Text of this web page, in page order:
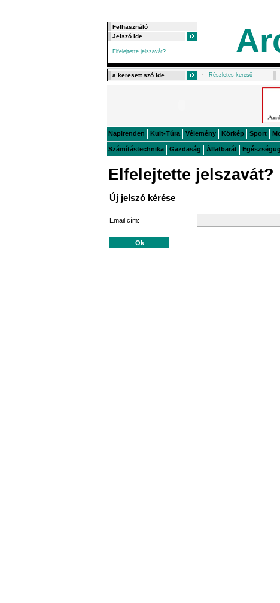
Elfelejtette jelszavát?
Részletes kereső
Napirenden Kult-Túra Vélemény Körkép Sport
Számítástechnika Gazdaság Állatbarát
Elfelejtette jelszavát?
Új jelszó kérése
Email cím: